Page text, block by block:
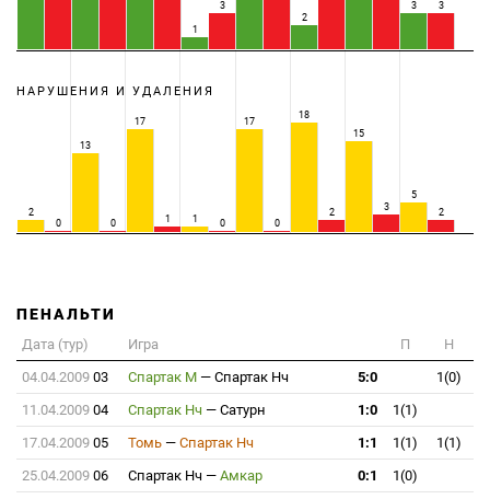
1
3
2
3 3
НАРУШЕНИЯ И УДАЛЕНИЯ
2
0
13
0
17
1 1 0
17
0
18
2
15
3
5
2
ПЕНАЛЬТИ
Дата (тур) Игра П
Н
04.04.2009 03 Спартак М — Спартак Нч 5:0
1(0)
11.04.2009 04 Спартак Нч — Сатурн 1:0
1(1)
17.04.2009 05 Томь — Спартак Нч 1:1 1(1)
1(1)
25.04.2009 06 Спартак Нч — Амкар 0:1
1(0)